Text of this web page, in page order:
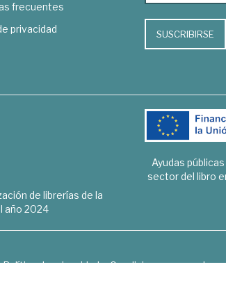
frecuentes
privacidad
SUSCRIBIRSE
de librerías de la
año 2024
Ayudas
sector del libro
Política de privacidad Condiciones generales